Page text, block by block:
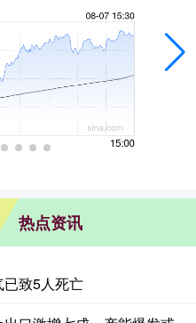
热点资讯
致5人死亡